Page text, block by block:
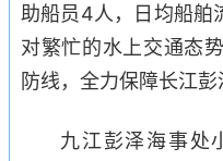
助船员4人，日均船舶
对繁忙的水上交通态
防线，全力保障长江彭
九江彭泽海事处